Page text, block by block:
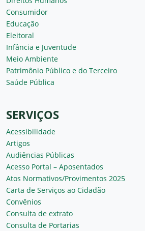
Consumidor
Educação
Eleitoral
Infância e Juventude
Meio Ambiente
Patrimônio Público e do Terceiro
Saúde Pública
SERVIÇOS
Acessibilidade
Artigos
Audiências Públicas
Acesso Portal – Aposentados
Atos Normativos/Provimentos 2025
Carta de Serviços ao Cidadão
Convênios
Consulta de extrato
Consulta de Portarias